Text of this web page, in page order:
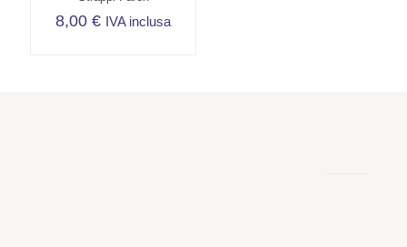
8,00€ IVA inclusa